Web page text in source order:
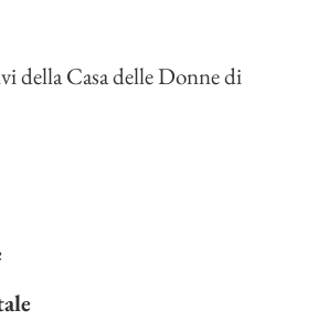
della Casa delle Donne di